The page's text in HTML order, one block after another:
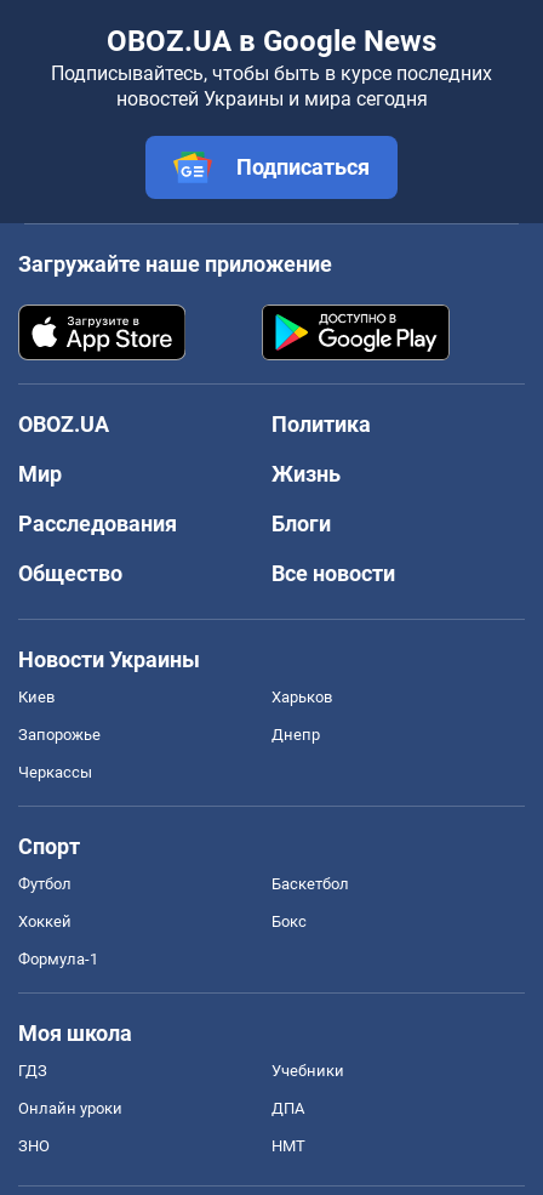
OBOZ.UA в Google News
Подписывайтесь, чтобы быть в курсе последних
новостей Украины и мира сегодня
Подписаться
Загружайте наше приложение
OBOZ.UA
Политика
Мир
Жизнь
Расследования
Блоги
Общество
Все новости
Новости Украины
Киев Харьков
Запорожье Днепр
Черкассы
Спорт
Футбол Баскетбол
Хоккей Бокс
Формула-1
Моя школа
ГДЗ Учебники
Онлайн уроки ДПА
ЗНО НМТ